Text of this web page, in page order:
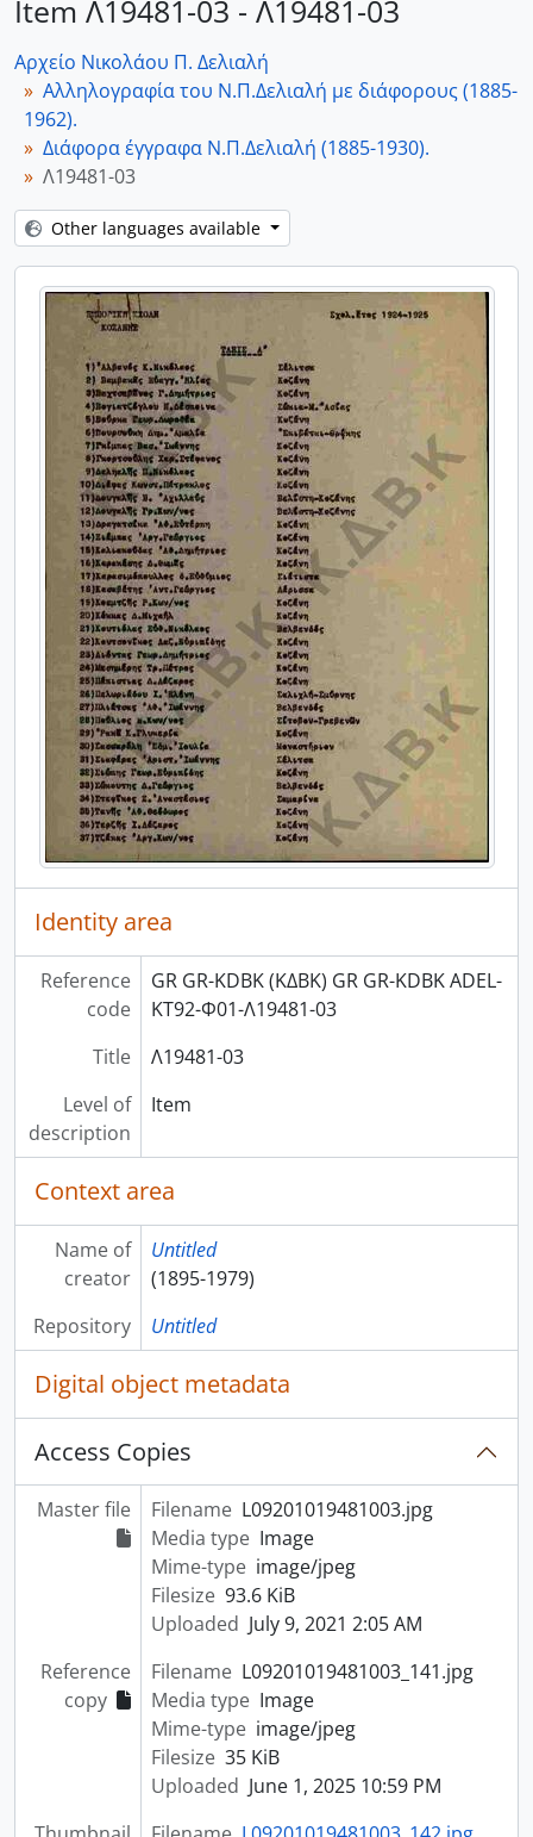
Item Λ19481-03 - Λ19481-03
Αρχείο Νικολάου Π. Δελιαλή
Αλληλογραφία του Ν.Π.Δελιαλή με διάφορους (1885-
1962).
Διάφορα έγγραφα Ν.Π.Δελιαλή (1885-1930).
Λ19481-03
Other languages available
Identity area
Reference
code
GR GR-KDBK (ΚΔΒΚ) GR GR-KDBK ADEL-
ΚΤ92-Φ01-Λ19481-03
Title
Λ19481-03
Level of
description
Item
Context area
Name of
creator
Untitled
(1895-1979)
Repository
Untitled
Digital object metadata
Access Copies
Master file Filename L09201019481003.jpg
Media type Image
Mime-type image/jpeg
Filesize 93.6 KiB
Uploaded July 9, 2021 2:05 AM
Reference
copy
Filename L09201019481003_141.jpg
Media type Image
Mime-type image/jpeg
Filesize 35 KiB
Uploaded June 1, 2025 10:59 PM